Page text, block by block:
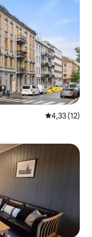
4,33 de uma
4,33 (12)